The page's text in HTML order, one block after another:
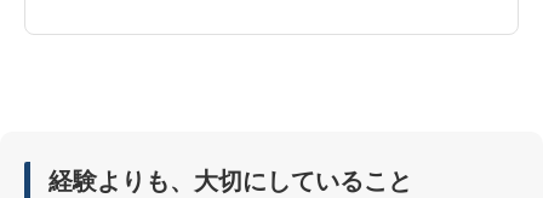
経験よりも、大切にしていること